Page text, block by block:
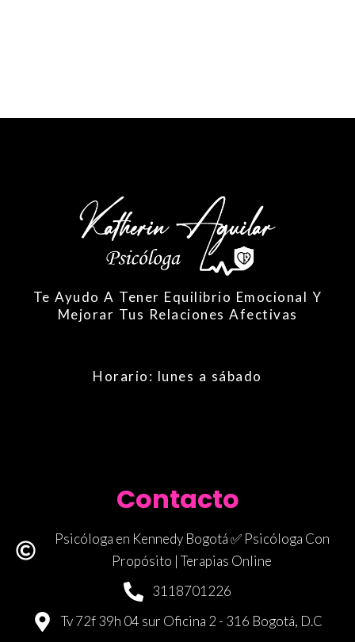
Te Ayudo A Tener Equilibrio Emocional Y
Mejorar Tus Relaciones Afectivas
Horario: lunes a sábado
Contacto
Psicóloga en Kennedy Bogotá ✅ Psicóloga Con
Propósito | Terapias Online
3118701226
Tv 72f 39h 04 sur Oficina 2 - 316 Bogotá, D.C